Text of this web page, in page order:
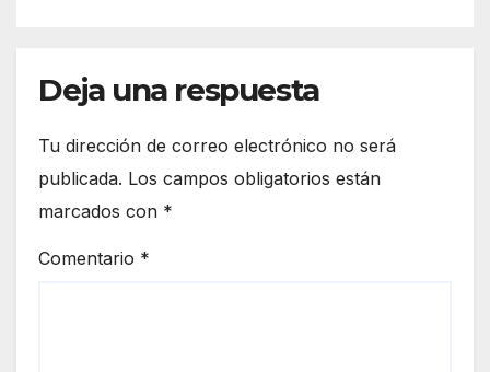
Deja una respuesta
Tu dirección de correo electrónico no será
publicada. Los campos obligatorios están
marcados con *
Comentario *